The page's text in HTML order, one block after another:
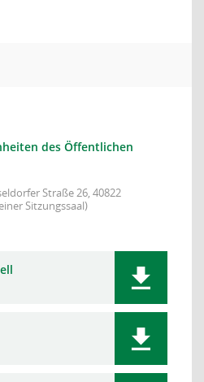
des Öffentlichen
Straße 26, 40822
Sitzungssaal)